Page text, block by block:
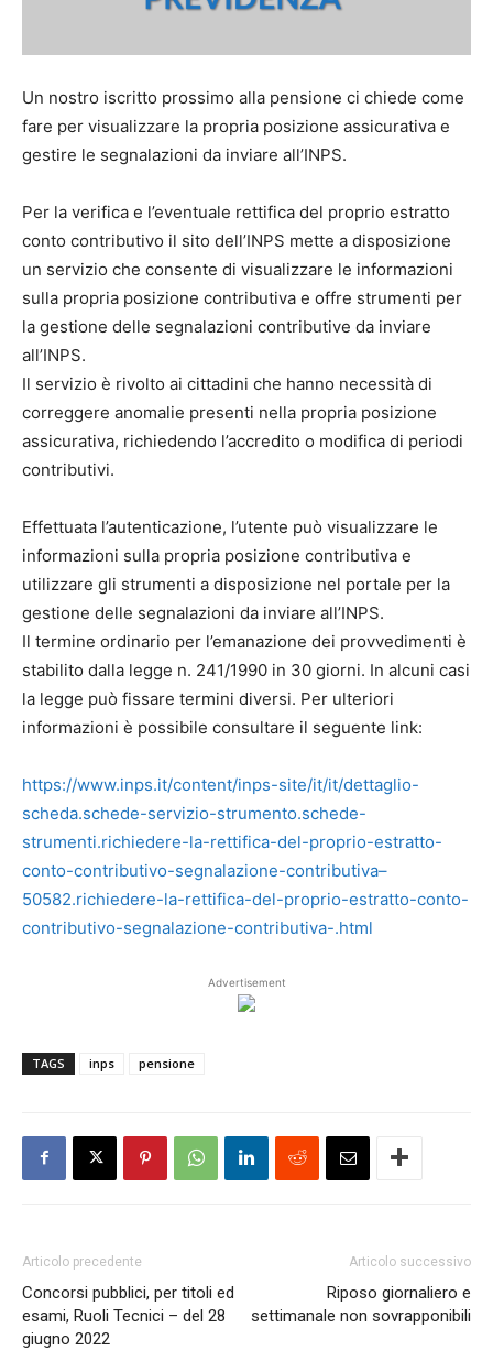
Un nostro iscritto prossimo alla pensione ci chiede come
fare per visualizzare la propria posizione assicurativa e
gestire le segnalazioni da inviare all’INPS.
Per la verifica e l’eventuale rettifica del proprio estratto
conto contributivo il sito dell’INPS mette a disposizione
un servizio che consente di visualizzare le informazioni
sulla propria posizione contributiva e offre strumenti per
la gestione delle segnalazioni contributive da inviare
all’INPS.
Il servizio è rivolto ai cittadini che hanno necessità di
correggere anomalie presenti nella propria posizione
assicurativa, richiedendo l’accredito o modifica di periodi
contributivi.
Effettuata l’autenticazione, l’utente può visualizzare le
informazioni sulla propria posizione contributiva e
utilizzare gli strumenti a disposizione nel portale per la
gestione delle segnalazioni da inviare all’INPS.
Il termine ordinario per l’emanazione dei provvedimenti è
stabilito dalla legge n. 241/1990 in 30 giorni. In alcuni casi
la legge può fissare termini diversi. Per ulteriori
informazioni è possibile consultare il seguente link:
https://www.inps.it/content/inps-site/it/it/dettaglio-
scheda.schede-servizio-strumento.schede-
strumenti.richiedere-la-rettifica-del-proprio-estratto-
conto-contributivo-segnalazione-contributiva–
50582.richiedere-la-rettifica-del-proprio-estratto-conto-
contributivo-segnalazione-contributiva-.html
Advertisement
TAGS inps pensione
Articolo precedente
Concorsi pubblici, per titoli ed
esami, Ruoli Tecnici – del 28
giugno 2022
Articolo successivo
Riposo giornaliero e
settimanale non sovrapponibili